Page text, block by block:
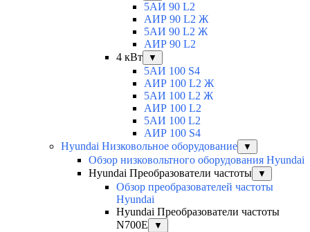
5АИ 90 L2
АИР 90 L2 Ж
5АИ 90 L2 Ж
АИР 90 L2
4 кВт
▼
5АИ 100 S4
АИР 100 L2 Ж
5АИ 100 L2 Ж
АИР 100 L2
5АИ 100 L2
АИР 100 S4
Hyundai Низковольное оборудование
▼
Обзор низковольтного оборудования Hyundai
Hyundai Преобразователи частоты
▼
Обзор преобразователей частоты
Hyundai
Hyundai Преобразователи частоты
N700E
▼